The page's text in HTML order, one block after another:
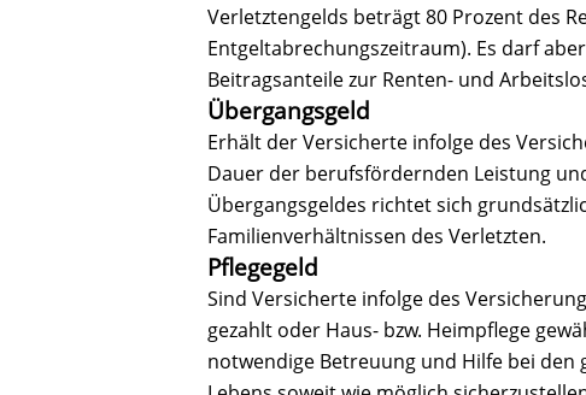
Verletztengelds beträgt 80 Prozent des
Entgeltabrechungszeitraum). Es darf
Beitragsanteile zur Renten- und
Übergangsgeld
Erhält der Versicherte infolge des
Dauer der berufsfördernden Leistung
Übergangsgeldes richtet sich
Familienverhältnissen des Verletzten.
Pflegegeld
Sind Versicherte infolge des
gezahlt oder Haus- bzw. Heimpflege
notwendige Betreuung und Hilfe bei